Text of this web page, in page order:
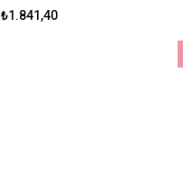
₺1.841,40